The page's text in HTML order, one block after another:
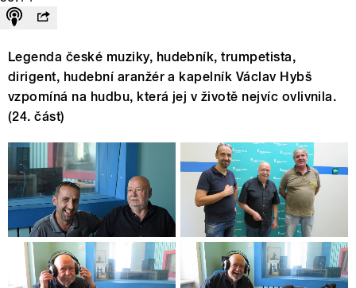
Legenda české muziky, hudebník, trumpetista,
dirigent, hudební aranžér a kapelník Václav Hybš
vzpomíná na hudbu, která jej v životě nejvíc ovlivnila.
(24. část)